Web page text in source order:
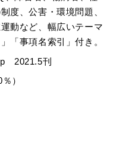
度、公害・環境問題、
動など、幅広いテーマ
「事項名索引」付き。
2021.5刊
）